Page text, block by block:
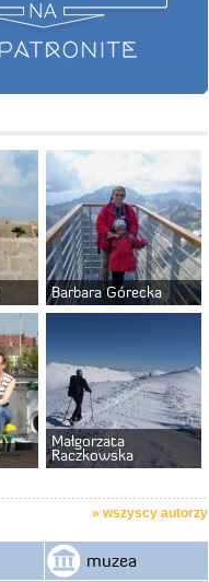
Barbara Górecka
Małgorzata
Raczkowska
» wszyscy autorzy
muzea